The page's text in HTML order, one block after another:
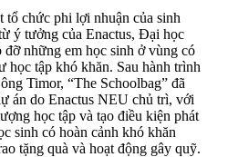
tổ chức phi lợi nhuận của sinh
ý tưởng của Enactus, Đại học
những em học sinh ở vùng có
học tập khó khăn. Sau hành trình
Timor, “The Schoolbag” đã
án do Enactus NEU chủ trì, với
học tập và tạo điều kiện phát
sinh có hoàn cảnh khó khăn
tặng quà và hoạt động gây quỹ.